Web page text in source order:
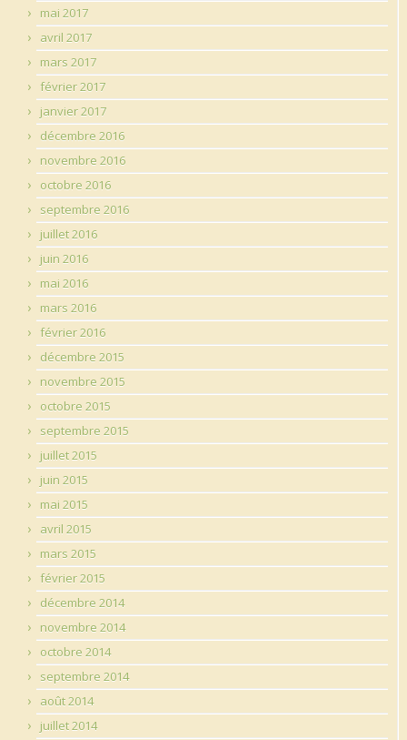
mai 2017
avril 2017
mars 2017
février 2017
janvier 2017
décembre 2016
novembre 2016
octobre 2016
septembre 2016
juillet 2016
juin 2016
mai 2016
mars 2016
février 2016
décembre 2015
novembre 2015
octobre 2015
septembre 2015
juillet 2015
juin 2015
mai 2015
avril 2015
mars 2015
février 2015
décembre 2014
novembre 2014
octobre 2014
septembre 2014
août 2014
juillet 2014